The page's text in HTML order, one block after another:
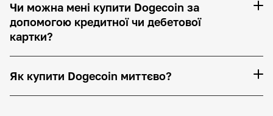
Чи можна мені купити Dogecoin за
допомогою кредитної чи дебетової
картки?
Як купити Dogecoin миттєво?